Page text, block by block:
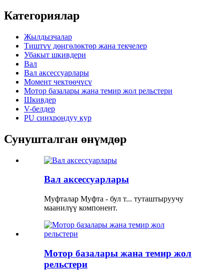
Категориялар
Жылдызчалар
Тиштүү дөңгөлөктөр жана текчелер
Убакыт шкивдери
Вал
Вал аксессуарлары
Момент чектөөчүсү
Мотор базалары жана темир жол рельстери
Шкивдер
V-белдер
PU синхрондуу кур
Сунушталган өнүмдөр
Вал аксессуарлары
Муфталар Муфта - бул т... туташтыруучу
маанилүү компонент.
Мотор базалары жана темир жол
рельстери